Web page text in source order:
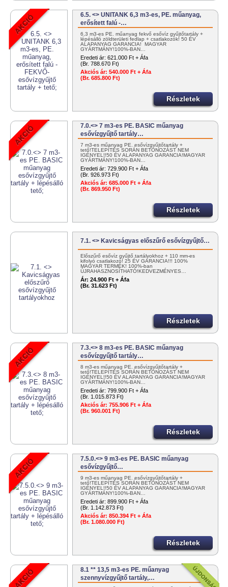
6.5. <> UNITANK 6,3 m3-es, PE. műanyag,
erősített falú -…
6,3 m3-es PE. műanyag fekvő esővíz gyűjtőtartály +
lépésálló zöldterületi fedlap + csatlakozók! 50 ÉV
ALAPANYAG GARANCIA! MAGYAR
GYÁRTMÁNY!100%-BAN…
Eredeti ár: 621.000 Ft + Áfa
(Br. 788.670 Ft)
Akciós ár: 540.000 Ft + Áfa
(Br. 685.800 Ft)
Részletek
7.0.<> 7 m3-es PE. BASIC műanyag
esővízgyűjtő tartály…
7 m3-es műanyag PE. esővízgyűjtőtartály +
tető!TELEPÍTÉS SORÁN BETONOZÁST NEM
IGÉNYEL!!50 ÉV ALAPANYAG GARANCIA!MAGYAR
GYÁRTMÁNY!100%-BAN…
Eredeti ár: 729.900 Ft + Áfa
(Br. 926.973 Ft)
Akciós ár: 685.000 Ft + Áfa
(Br. 869.950 Ft)
Részletek
7.1. <> Kavicságyas előszűrő esővízgyűjtő…
Előszűrő esővíz gyűjtő tartályokhoz + 110 mm-es
kifolyó csatlakozó! 25 ÉV GARANCIA!!! 100%
MAGYAR TERMÉK! 100%-ban
ÚJRAHASZNOSÍTHATÓ!KEDVEZMÉNYES…
Ár: 24.900 Ft + Áfa
(Br. 31.623 Ft)
Részletek
7.3.<> 8 m3-es PE. BASIC műanyag
esővízgyűjtő tartály…
8 m3-es műanyag PE. esővízgyűjtőtartály +
tető!TELEPÍTÉS SORÁN BETONOZÁST NEM
IGÉNYEL!!50 ÉV ALAPANYAG GARANCIA!MAGYAR
GYÁRTMÁNY!100%-BAN…
Eredeti ár: 799.900 Ft + Áfa
(Br. 1.015.873 Ft)
Akciós ár: 755.906 Ft + Áfa
(Br. 960.001 Ft)
Részletek
7.5.0.<> 9 m3-es PE. BASIC műanyag
esővízgyűjtő…
9 m3-es műanyag PE. esővízgyűjtőtartály +
tető!TELEPÍTÉS SORÁN BETONOZÁST NEM
IGÉNYEL!!50 ÉV ALAPANYAG GARANCIA!MAGYAR
GYÁRTMÁNY!100%-BAN…
Eredeti ár: 899.900 Ft + Áfa
(Br. 1.142.873 Ft)
Akciós ár: 850.394 Ft + Áfa
(Br. 1.080.000 Ft)
Részletek
8.1 ** 13,5 m3-es PE. műanyag
szennyvízgyűjtő tartály,…